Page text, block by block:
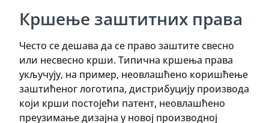
Кршење заштитних права
Често се дешава да се право заштите свесно
или несвесно крши. Типична кршења права
укључују, на пример, неовлашћено коришћење
заштићеног логотипа, дистрибуцију производа
који крши постојећи патент, неовлашћено
преузимање дизајна у новој производној